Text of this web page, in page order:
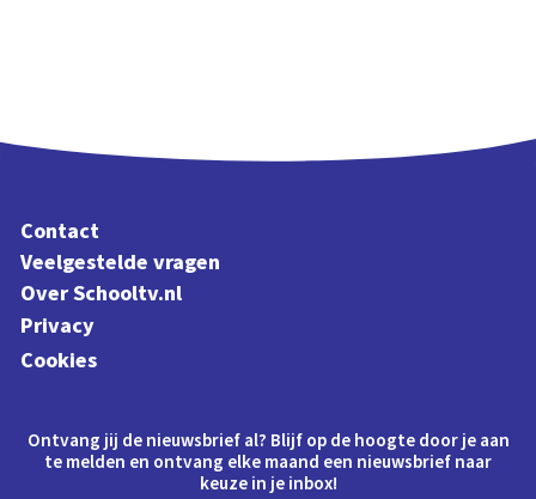
Contact
Veelgestelde vragen
Over Schooltv.nl
Privacy
Cookies
Ontvang jij de nieuwsbrief al? Blijf op de hoogte door je aan
te melden en ontvang elke maand een nieuwsbrief naar
keuze in je inbox!